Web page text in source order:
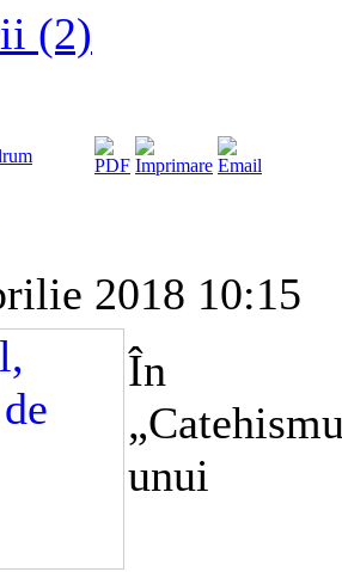
(2)
2018 10:15
În
unui